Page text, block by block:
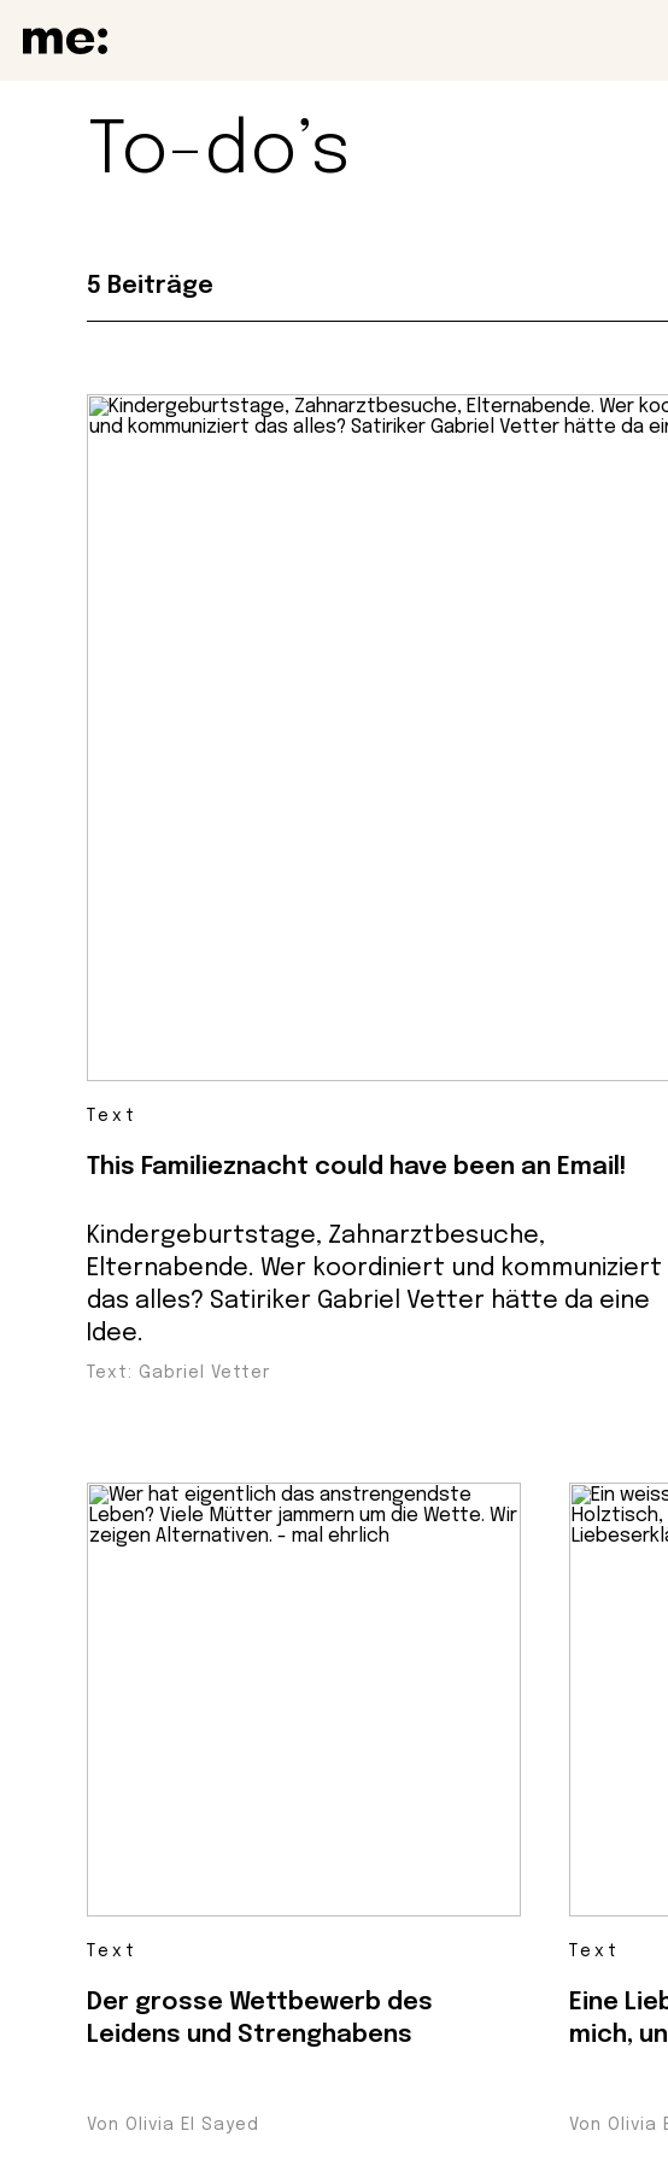
To-do’s
5 Beiträge
Text
This Familieznacht could have been an Email!
Kindergeburtstage, Zahnarztbesuche,
Elternabende. Wer koordiniert und kommuniziert
das alles? Satiriker Gabriel Vetter hätte da eine
Idee.
Text: Gabriel Vetter
Text
Der grosse Wettbewerb des
Leidens und Strenghabens
Von Olivia El Sayed
Text
Eine
mich,
Von Olivia